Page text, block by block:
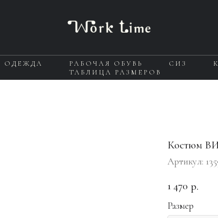
ОДЕЖДА РАБОЧАЯ ОБУВЬ СИЗ
ТАБЛИЦА РАЗМЕРОВ
Костюм
Артикул:
1 470 р.
Размер